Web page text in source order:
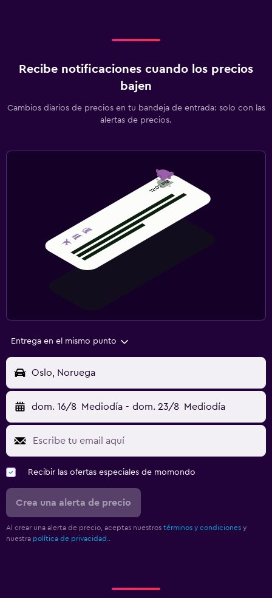
Recibe notificaciones cuando los precios
bajen
Cambios diarios de precios en tu bandeja de entrada: solo con las
alertas de precios.
Entrega en el mismo punto
Oslo, Noruega
dom. 16/8 Mediodía - dom. 23/8 Mediodía
Recibir las ofertas especiales de momondo
Crea una alerta de precio
Al crear una alerta de precio, aceptas nuestros términos y condiciones y
nuestra política de privacidad..